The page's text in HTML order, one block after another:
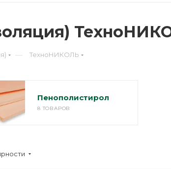
— ТехноНИКОЛЬ
Пенополистирол
8 ТОВАРОВ